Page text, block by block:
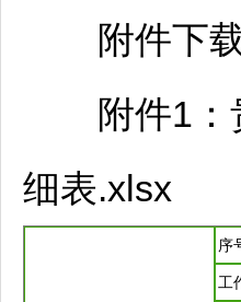
附件下载
附件1：贵
细表.xlsx
序
工